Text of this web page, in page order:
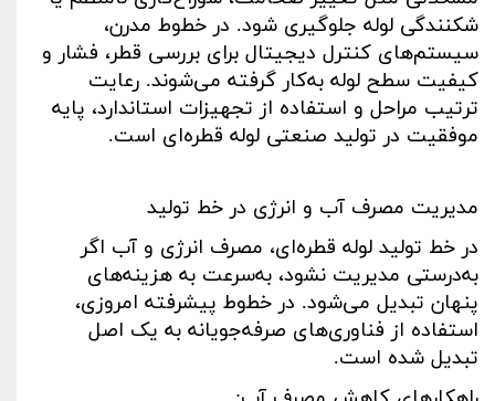
شکنندگی لوله جلوگیری شود. در خطوط مدرن،
سیستم‌های کنترل دیجیتال برای بررسی قطر، فشار و
کیفیت سطح لوله به‌کار گرفته می‌شوند. رعایت
ترتیب مراحل و استفاده از تجهیزات استاندارد، پایه
موفقیت در تولید صنعتی لوله قطره‌ای است.
مدیریت مصرف آب و انرژی در خط تولید
در خط تولید لوله قطره‌ای، مصرف انرژی و آب اگر
به‌درستی مدیریت نشود، به‌سرعت به هزینه‌های
پنهان تبدیل می‌شود. در خطوط پیشرفته امروزی،
استفاده از فناوری‌های صرفه‌جویانه به یک اصل
تبدیل شده است.